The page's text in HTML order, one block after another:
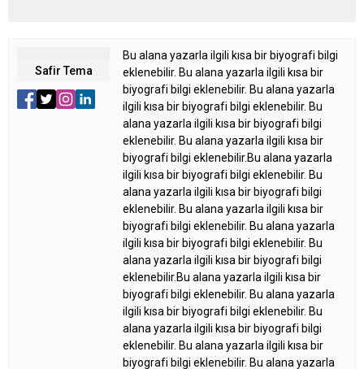
Safir Tema
Bu alana yazarla ilgili kısa bir biyografi bilgi
eklenebilir. Bu alana yazarla ilgili kısa bir
biyografi bilgi eklenebilir. Bu alana yazarla
ilgili kısa bir biyografi bilgi eklenebilir. Bu
alana yazarla ilgili kısa bir biyografi bilgi
eklenebilir. Bu alana yazarla ilgili kısa bir
biyografi bilgi eklenebilir.Bu alana yazarla
ilgili kısa bir biyografi bilgi eklenebilir. Bu
alana yazarla ilgili kısa bir biyografi bilgi
eklenebilir. Bu alana yazarla ilgili kısa bir
biyografi bilgi eklenebilir. Bu alana yazarla
ilgili kısa bir biyografi bilgi eklenebilir. Bu
alana yazarla ilgili kısa bir biyografi bilgi
eklenebilir.Bu alana yazarla ilgili kısa bir
biyografi bilgi eklenebilir. Bu alana yazarla
ilgili kısa bir biyografi bilgi eklenebilir. Bu
alana yazarla ilgili kısa bir biyografi bilgi
eklenebilir. Bu alana yazarla ilgili kısa bir
biyografi bilgi eklenebilir. Bu alana yazarla